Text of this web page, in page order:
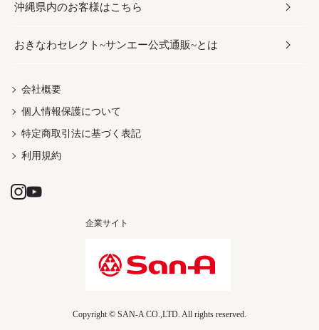
みそ
だし／スパイス／島唐辛子
スナック
おつまみ
紅芋
ワイン・ウィスキー・カクテル
ドリンク
茶葉
ボディケア
ヘアケア
UVケア
メンズ
レディース
雑貨
沖縄ファッション
伝統工芸品
沖縄県内のお客様はこちら
おきなわセレクト~サンエー公式通販~とは
会社概要
個人情報保護について
特定商取引法に基づく表記
利用規約
企業サイト
Copyright © SAN-A CO.,LTD. All rights reserved.